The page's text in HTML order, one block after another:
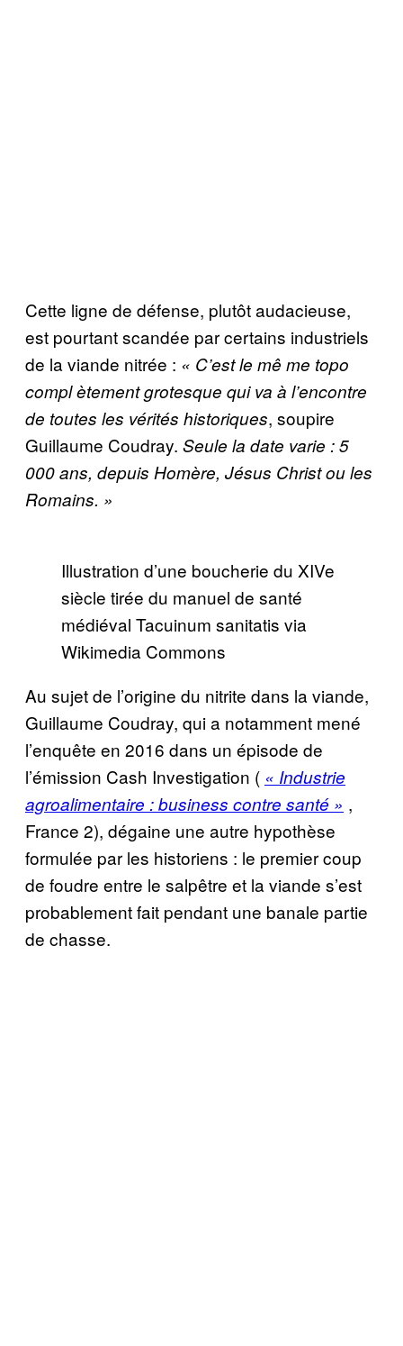
Cette ligne de défense, plutôt audacieuse,
est pourtant scandée par certains industriels
de la viande nitrée : « C’est le mê me topo
complètement grotesque qui va à l’encontre
de toutes les vérités historiques, soupire
Guillaume Coudray. Seule la date varie : 5
000 ans, depuis Homère, Jésus Christ ou les
Romains. »
Illustration d’une boucherie du XIVe
siècle tirée du manuel de santé
médiéval Tacuinum sanitatis via
Wikimedia Commons
Au sujet de l’origine du nitrite dans la viande,
Guillaume Coudray, qui a notamment mené
l’enquête en 2016 dans un épisode de
l’émission Cash Investigation ( « Industrie
agroalimentaire : business contre santé » ,
France 2), dégaine une autre hypothèse
formulée par les historiens : le premier coup
de foudre entre le salpêtre et la viande s’est
probablement fait pendant une banale partie
de chasse.